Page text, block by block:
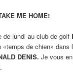
ME HOME!
de lundi au club de golf
«temps de chien» dans
DENIS. Je vous